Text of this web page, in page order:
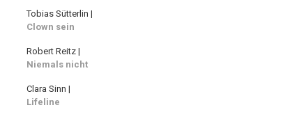
Tobias Sütterlin |
Clown sein
Robert Reitz |
Niemals nicht
Clara Sinn |
Lifeline